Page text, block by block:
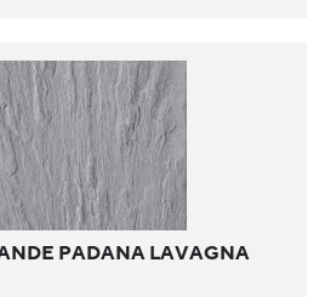
PADANA LAVAGNA